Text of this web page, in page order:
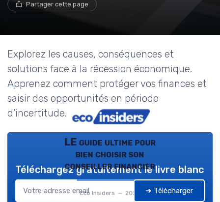
Partager cette page
Explorez les causes, conséquences et
solutions face à la récession économique.
Apprenez comment protéger vos finances et
saisir des opportunités en période
d'incertitude.
LE guide ultime pour
bien choisir son
conseiller financier
Eco Insiders — 2026
Téléchargez gratuitement le livre blanc
➔ Télécharger